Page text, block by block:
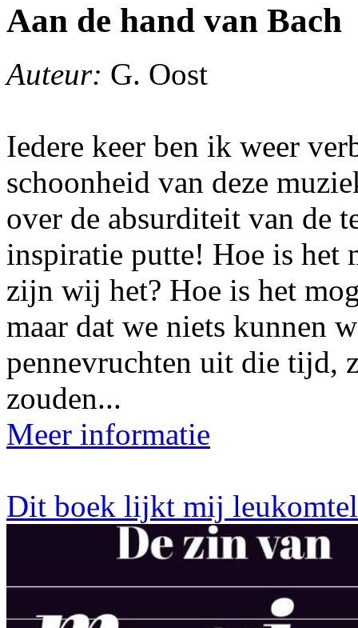
Aan de hand van Bach
Auteur: G. Oost
Iedere keer ben ik weer
schoonheid van deze
over de absurditeit van de
inspiratie putte! Hoe is het
zijn wij het? Hoe is het
maar dat we niets kunnen
pennevruchten uit die tijd,
zouden...
Meer informatie
Dit boek lijkt mij